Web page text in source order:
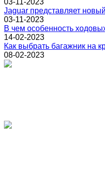
03-11-2023
Jaguar представляет
03-11-2023
В чем особенность
14-02-2023
Как выбрать багажник на
08-02-2023